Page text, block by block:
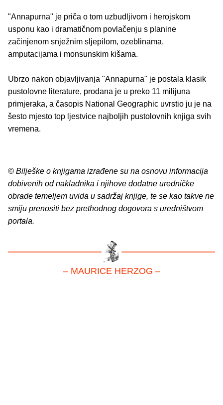
"Annapurna" je priča o tom uzbudljivom i herojskom
usponu kao i dramatičnom povlačenju s planine
začinjenom snježnim sljepilom, ozeblinama,
amputacijama i monsunskim kišama.
Ubrzo nakon objavljivanja "Annapurna" je postala klasik
pustolovne literature, prodana je u preko 11 milijuna
primjeraka, a časopis National Geographic uvrstio ju je na
šesto mjesto top ljestvice najboljih pustolovnih knjiga svih
vremena.
© Bilješke o knjigama izrađene su na osnovu informacija
dobivenih od nakladnika i njihove dodatne uredničke
obrade temeljem uvida u sadržaj knjige, te se kao takve ne
smiju prenositi bez prethodnog dogovora s uredništvom
portala.
– MAURICE HERZOG –